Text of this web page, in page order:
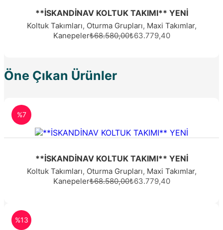
**İSKANDİNAV KOLTUK TAKIMI** YENİ
Koltuk Takımları, Oturma Grupları, Maxi Takımlar,
Kanepeler₺68.580,00₺63.779,40
Öne Çıkan Ürünler
%7
**İSKANDİNAV KOLTUK TAKIMI** YENİ
Koltuk Takımları, Oturma Grupları, Maxi Takımlar,
Kanepeler₺68.580,00₺63.779,40
%13